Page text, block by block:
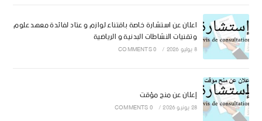
اعلان عن استشارة خاصة باقتناء لوازم و عتاد لفائدة معهد علوم
وتقنيات النشاطات البدنية و الرياضية
8 يوليو 2026 /
0 COMMENTS
إعلان عن منح مؤقت
28 يونيو 2026 /
0 COMMENTS